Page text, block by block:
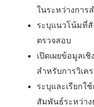
ในระหว่างการ
ระบุแนวโน้มที่สั
ตรวจสอบ
เปิดเผยข้อมูลเ
สำหรับการวิเค
ระบุและเรียก
สัมพันธ์ระหว่าง